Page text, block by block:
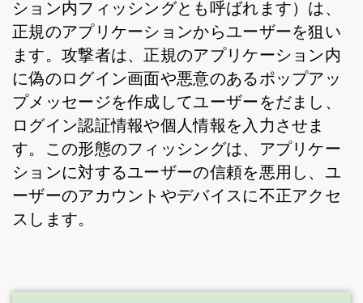
ション内フィッシングとも呼ばれます）は、
正規のアプリケーションからユーザーを狙い
ます。攻撃者は、正規のアプリケーション内
に偽のログイン画面や悪意のあるポップアッ
プメッセージを作成してユーザーをだまし、
ログイン認証情報や個人情報を入力させま
す。この形態のフィッシングは、アプリケー
ションに対するユーザーの信頼を悪用し、ユ
ーザーのアカウントやデバイスに不正アクセ
スします。